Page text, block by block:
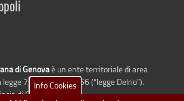
di Genovaè un ente territoriale di area
7 aprile 2014 n. 56 (“legge Delrio”).
di Genova.
Info Cookies